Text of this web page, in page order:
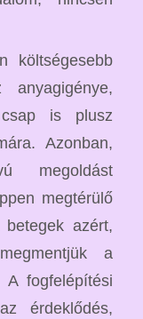
költségesebb
is plusz
Azonban,
megoldást
megtérülő
azért,
a
fogfelépítési
érdeklődés,